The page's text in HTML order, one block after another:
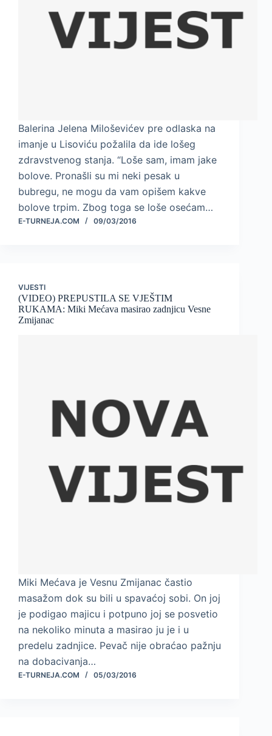
Balerina Jelena Miloševićev pre odlaska na
imanje u Lisoviću požalila da ide lošeg
zdravstvenog stanja. “Loše sam, imam jake
bolove. Pronašli su mi neki pesak u
bubregu, ne mogu da vam opišem kakve
bolove trpim. Zbog toga se loše osećam…
E-TURNEJA.COM 09/03/2016
VIJESTI
(VIDEO) PREPUSTILA SE VJEŠTIM
RUKAMA: Miki Mećava masirao zadnjicu Vesne
Zmijanac
Miki Mećava je Vesnu Zmijanac častio
masažom dok su bili u spavaćoj sobi. On joj
je podigao majicu i potpuno joj se posvetio
na nekoliko minuta a masirao ju je i u
predelu zadnjice. Pevač nije obraćao pažnju
na dobacivanja…
E-TURNEJA.COM 05/03/2016